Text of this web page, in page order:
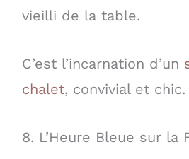
vieilli de la table.
C’est l’incarnation d’un
chalet, convivial et chic.
8. L’Heure Bleue sur la